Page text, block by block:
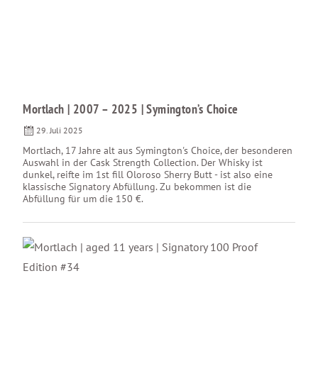
Mortlach | 2007 – 2025 | Symington’s Choice
29. Juli 2025
Mortlach, 17 Jahre alt aus Symington's Choice, der besonderen
Auswahl in der Cask Strength Collection. Der Whisky ist
dunkel, reifte im 1st fill Oloroso Sherry Butt - ist also eine
klassische Signatory Abfüllung. Zu bekommen ist die
Abfüllung für um die 150 €.